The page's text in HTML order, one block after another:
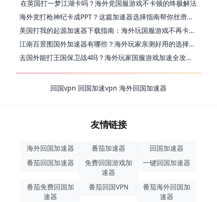
在英国打一梦江湖卡吗？海外党国服游戏不卡顿的终极解法
海外党打枪神纪卡成PPT？这篇加速器选择指南帮你丝滑上分
美国打我的起源加速器下载指南：海外玩国服游戏不再卡的终极方案
江南百景图国外加速器有哪些？海外玩家亲测好用的选择与避坑指南
去国外能打王国保卫战4吗？海外玩家国服游戏加速全攻略（附公主连结幻想江湖实测）
回国vpn 回国加速vpn 海外回国加速器
友情链接
海外回国加速器 番茄加速器
回国加速器
番茄回国加速器
免费回国游戏加
速器
一键回国加速器
番茄免费回国加
速器
番茄回国VPN
番茄海外回国加
速器